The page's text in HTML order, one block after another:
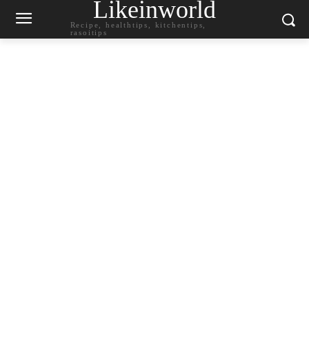
Likeinworld
Recipe, healthtips, kitchentips,
rasoitips